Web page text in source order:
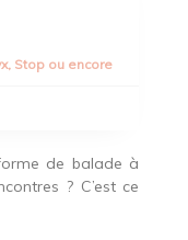
, Stop ou encore
de balade à
? C’est ce